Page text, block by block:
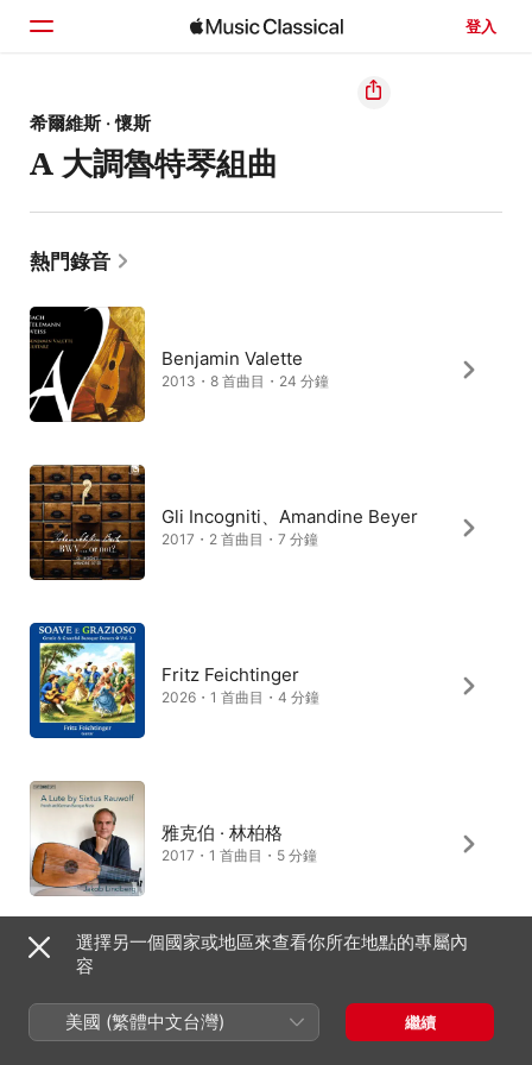
登入
首頁
瀏覽
搜尋
希爾維斯 · 懷斯
A 大調魯特琴組曲
熱門錄音
Benjamin Valette
2013・8 首曲目・24 分鐘
Gli Incogniti、Amandine Beyer
2017・2 首曲目・7 分鐘
Fritz Feichtinger
2026・1 首曲目・4 分鐘
雅克伯 · 林柏格
2017・1 首曲目・5 分鐘
2000・3 首曲目・7 分鐘
選擇另一個國家或地區來查看你所在地點的專屬內
容
美國 (繁體中文台灣) 繼續